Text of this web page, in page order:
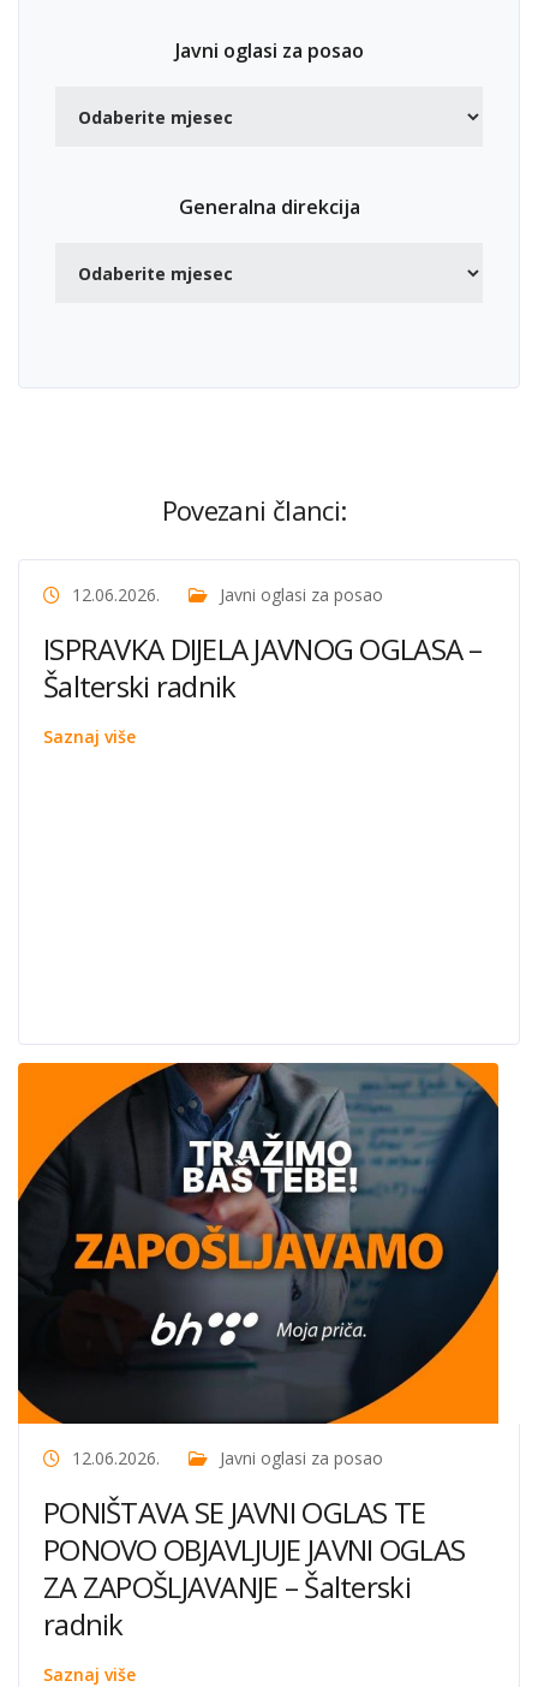
Javni oglasi za posao
Generalna direkcija
Povezani članci:
12.06.2026. Javni oglasi za posao
ISPRAVKA DIJELA JAVNOG OGLASA –
Šalterski radnik
Saznaj više
12.06.2026. Javni oglasi za posao
PONIŠTAVA SE JAVNI OGLAS TE
PONOVO OBJAVLJUJE JAVNI OGLAS
ZA ZAPOŠLJAVANJE – Šalterski
radnik
Saznaj više